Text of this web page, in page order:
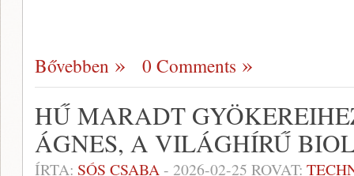
Bővebben 0 Comments
HŰ MARADT
ÁGNES, A VILÁGHÍRŰ
ÍRTA: SÓS CSABA- 2026-02-25 ROVAT: